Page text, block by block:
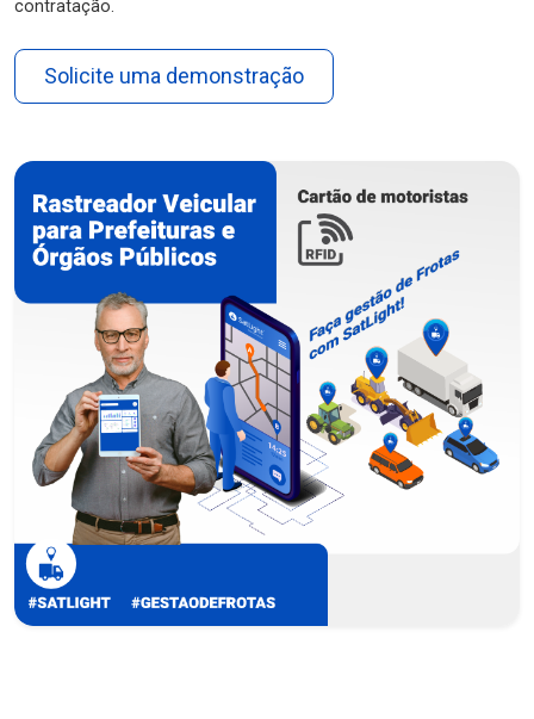
contratação.
Solicite uma demonstração